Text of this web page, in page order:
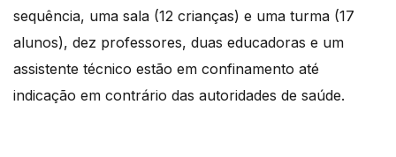
sequência, uma sala (12 crianças) e uma turma (17
alunos), dez professores, duas educadoras e um
assistente técnico estão em confinamento até
indicação em contrário das autoridades de saúde.